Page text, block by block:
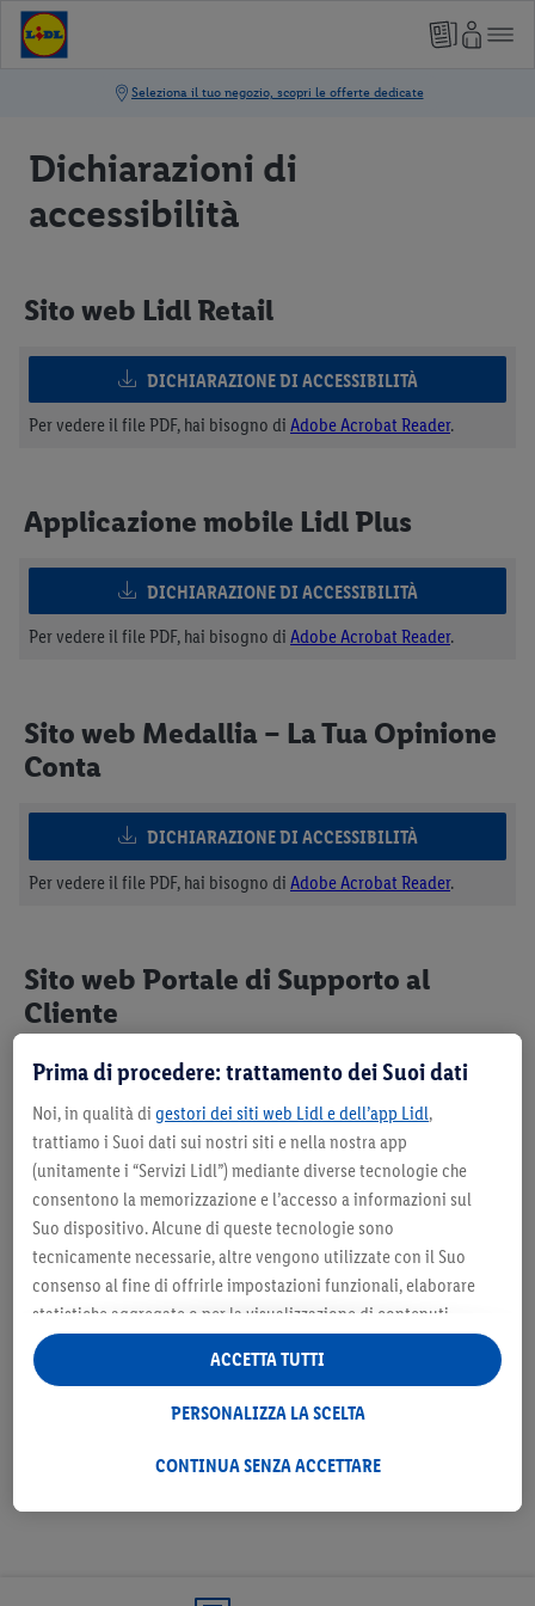
Dichiarazioni di
accessibilità
Sito web Lidl Retail
DICHIARAZIONE DI ACCESSIBILITÀ
Per vedere il file PDF, hai bisogno di Adobe Acrobat Reader.
Applicazione mobile Lidl Plus
DICHIARAZIONE DI ACCESSIBILITÀ
Per vedere il file PDF, hai bisogno di Adobe Acrobat Reader.
Sito web Medallia – La Tua Opinione
Conta
DICHIARAZIONE DI ACCESSIBILITÀ
Per vedere il file PDF, hai bisogno di Adobe Acrobat Reader.
Sito web Portale di Supporto al
Cliente
DICHIARAZIONE DI ACCESSIBILITÀ
Per vedere il file PDF, hai bisogno diAdobe Acrobat Reader
Sito web Sondaggio Assistenza
Clienti
Per vedere il file PDF, hai bisogno diAdobe Acrobat Reader
Prima di procedere: trattamento dei Suoi dati
Noi, in qualità di gestori dei siti web Lidl e dell’app Lidl,
trattiamo i Suoi dati sui nostri siti e nella nostra app
(unitamente i “Servizi Lidl”) mediante diverse tecnologie che
consentono la memorizzazione e l’accesso a informazioni sul
Suo dispositivo. Alcune di queste tecnologie sono
tecnicamente necessarie, altre vengono utilizzate con il Suo
consenso al fine di offrirle impostazioni funzionali, elaborare
statistiche aggregate o per la visualizzazione di contenuti
pubblicitari personalizzati all’interno e all’esterno dei Servizi
Lidl. Se è iscritto al programma Lidl Plus, anche i dati relativi al
Alla voce “Personalizza la scelta” può gestire singolarmente le
informazioni in merito al trattamento.
“Accetta”, acconsente a tutti i trattamenti per tutte le finalità
CONTINUA SENZA ACCETTARE
PERSONALIZZA LA SCELTA
ACCETTA TUTTI